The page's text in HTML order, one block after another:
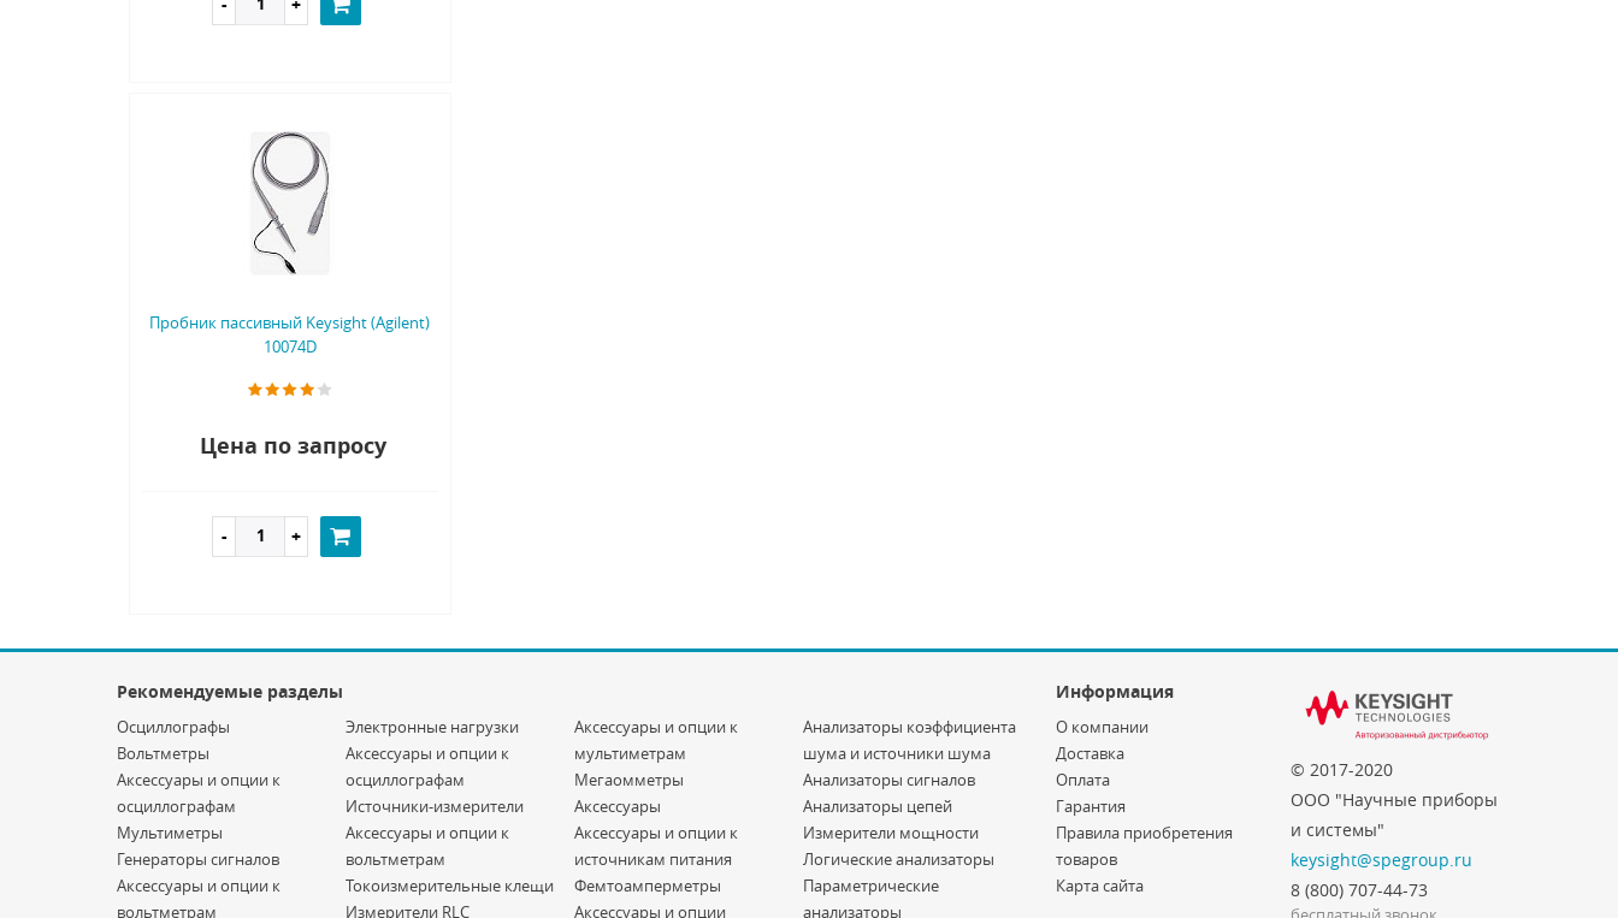
Пробник пассивный Keysight (Agilent)
10074D
Цена по запросу
Рекомендуемые разделы Информация
© 2017-2020
ООО "Научные приборы
и системы"
keysight@spegroup.ru
8 (800) 707-44-73
Осциллографы
Вольтметры
Аксессуары и опции к
осциллографам
Мультиметры
Генераторы сигналов
Аксессуары и опции к
вольтметрам
Электронные нагрузки
Аксессуары и опции к
осциллографам
Источники-измерители
Аксессуары и опции к
вольтметрам
Токоизмерительные клещи
Измерители RLC
Аксессуары и опции к
мультиметрам
Мегаомметры
Аксессуары
Аксессуары и опции к
источникам питания
Фемтоамперметры
Аксессуары и опции
Анализаторы коэффициента
шума и источники шума
Анализаторы сигналов
Анализаторы цепей
Измерители мощности
Логические анализаторы
Параметрические
анализаторы
О компании
Доставка
Оплата
Гарантия
Правила приобретения
товаров
Карта сайта